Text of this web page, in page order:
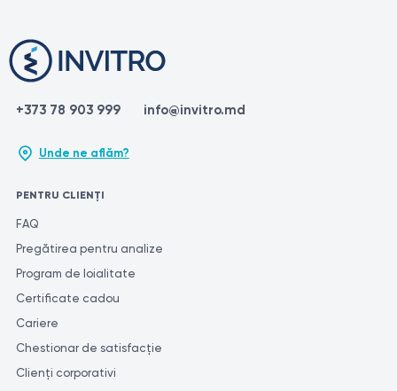
https://dekalaser.com/products/again-pro-plus/
https://www.webmd.com/beauty/laser-hair-removal
+373 78 903 999 info@invitro.md
Unde ne aflăm?
PENTRU CLIENȚI
FAQ
Pregătirea pentru analize
Program de loialitate
Certificate cadou
Cariere
Chestionar de satisfacție
Clienți corporativi